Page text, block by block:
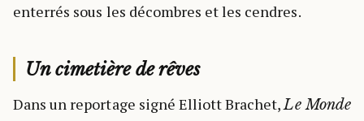
enterrés sous les décombres et les cendres.
Un cimetière de rêves
Dans un reportage signé Elliott Brachet,Le Monde